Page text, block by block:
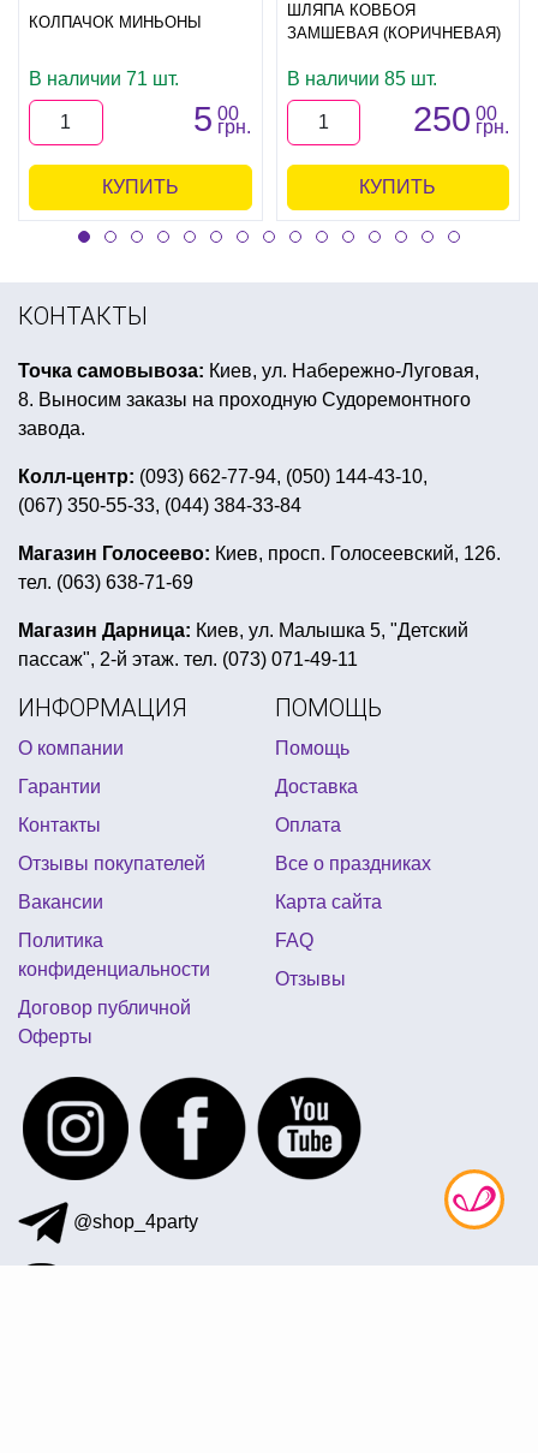
КОЛПАЧОК МИНЬОНЫ
В наличии 71 шт.
5 00
грн.
КУПИТЬ
ШЛЯПА КОВБОЯ
ЗАМШЕВАЯ (КОРИЧНЕВАЯ)
В наличии 85 шт.
250 00
грн.
КУПИТЬ
КОНТАКТЫ
Точка самовывоза: Киев, ул. Набережно-Луговая,
8. Выносим заказы на проходную Судоремонтного
завода.
Колл-центр: (093) 662-77-94, (050) 144-43-10,
(067) 350-55-33, (044) 384-33-84
Магазин Голосеево: Киев, просп. Голосеевский, 126.
тел. (063) 638-71-69
Магазин Дарница: Киев, ул. Малышка 5, "Детский
пассаж", 2-й этаж. тел. (073) 071-49-11
ИНФОРМАЦИЯ
О компании
Гарантии
Контакты
Отзывы покупателей
Вакансии
Политика
конфиденциальности
Договор публичной
Оферты
ПОМОЩЬ
Помощь
Доставка
Оплата
Все о праздниках
Карта сайта
FAQ
Отзывы
@shop_4party